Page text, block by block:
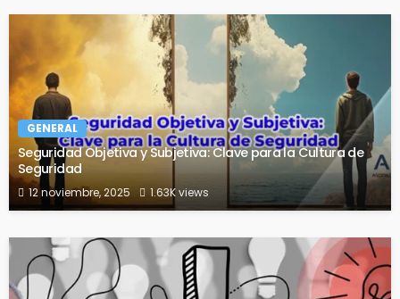
GENERAL
Seguridad Objetiva y Subjetiva: Clave para la Cultura de
Seguridad
12 noviembre, 2025 1.63K views